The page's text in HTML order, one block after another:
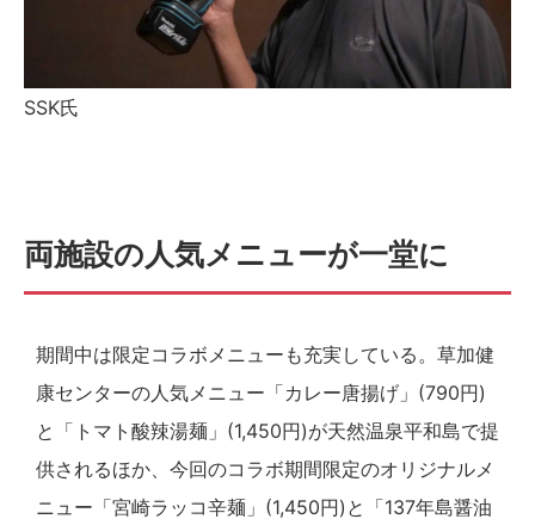
SSK氏
両施設の人気メニューが一堂に
期間中は限定コラボメニューも充実している。草加健
康センターの人気メニュー「カレー唐揚げ」(790円)
と「トマト酸辣湯麺」(1,450円)が天然温泉平和島で提
供されるほか、今回のコラボ期間限定のオリジナルメ
ニュー「宮崎ラッコ辛麺」(1,450円)と「137年島醤油